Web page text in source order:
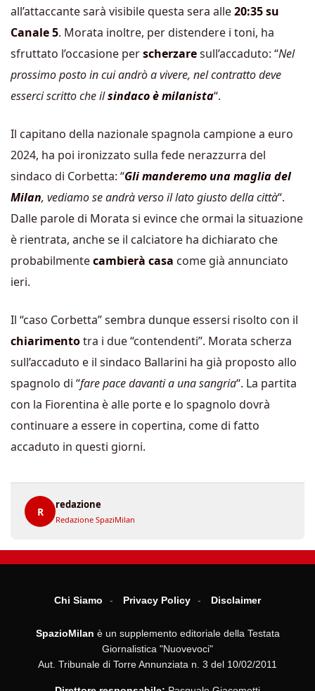
all’attaccante sarà visibile questa sera alle20:35 su
Canale 5. Morata inoltre, per distendere i toni, ha
sfruttato l’occasione perscherzaresull’accaduto: “Nel
prossimo posto in cui andrò a vivere, nel contratto deve
esserci scritto che ilsindaco è milanista“.
Il capitano della nazionale spagnola campione a euro
2024, ha poi ironizzato sulla fede nerazzurra del
sindaco di Corbetta: “Gli manderemo una maglia del
Milan, vediamo se andrà verso il lato giusto della città“.
Dalle parole di Morata si evince che ormai la situazione
è rientrata, anche se il calciatore ha dichiarato che
probabilmentecambierà casa come già annunciato
ieri.
Il “caso Corbetta” sembra dunque essersi risolto con il
chiarimentotra i due “contendenti”. Morata scherza
sull’accaduto e il sindaco Ballarini ha già proposto allo
spagnolo di “fare pace davanti a una sangria“. La partita
con la Fiorentina è alle porte e lo spagnolo dovrà
continuare a essere in copertina, come di fatto
accaduto in questi giorni.
R
redazione
Redazione SpaziMilan
Chi Siamo Privacy Policy Disclaimer
SpazioMilan è un supplemento editoriale della Testata
Giornalistica "Nuovevoci"
Aut. Tribunale di Torre Annunziata n. 3 del 10/02/2011